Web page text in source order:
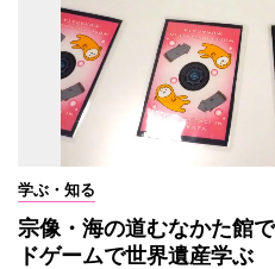
学ぶ・知る
宗像・海の道むなかた館
ドゲームで世界遺産学ぶ